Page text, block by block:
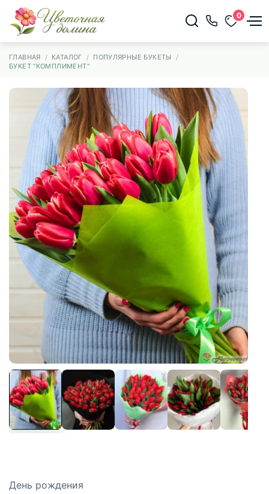
0
ГЛАВНАЯ КАТАЛОГ
ПОПУЛЯРНЫЕ БУКЕТЫ
БУКЕТ "КОМПЛИМЕНТ"
День рождения